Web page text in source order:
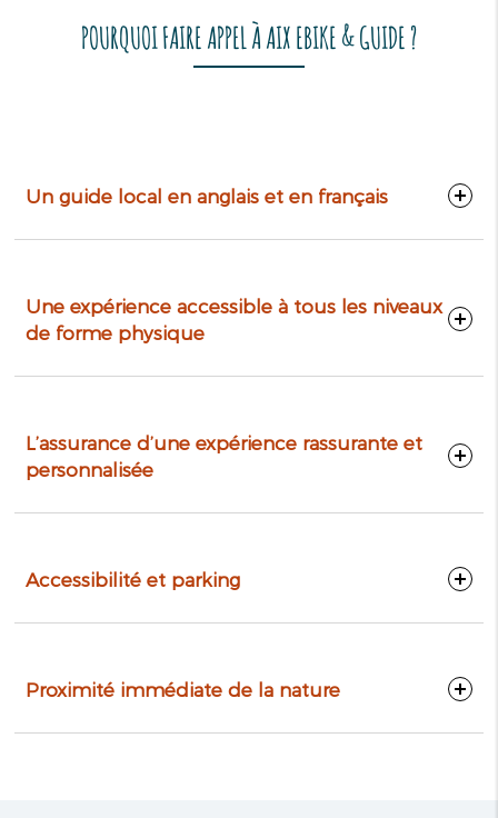
POURQUOI FAIRE APPEL À AIX EBIKE & GUIDE ?
Un guide local en anglais et en français
Une expérience accessible à tous les niveaux
de forme physique
L’assurance d’une expérience rassurante et
personnalisée
Accessibilité et parking
Proximité immédiate de la nature